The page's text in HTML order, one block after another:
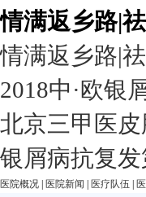
情满返乡路|
情满返乡路|
2018中·欧银
北京三甲医
银屑病抗复
医院概况 医院新闻 医疗队伍